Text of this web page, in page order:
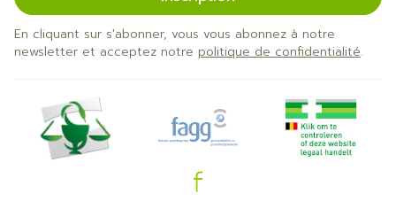
En cliquant sur s'abonner, vous vous abonnez à notre
newsletter et acceptez notre politique de confidentialité.